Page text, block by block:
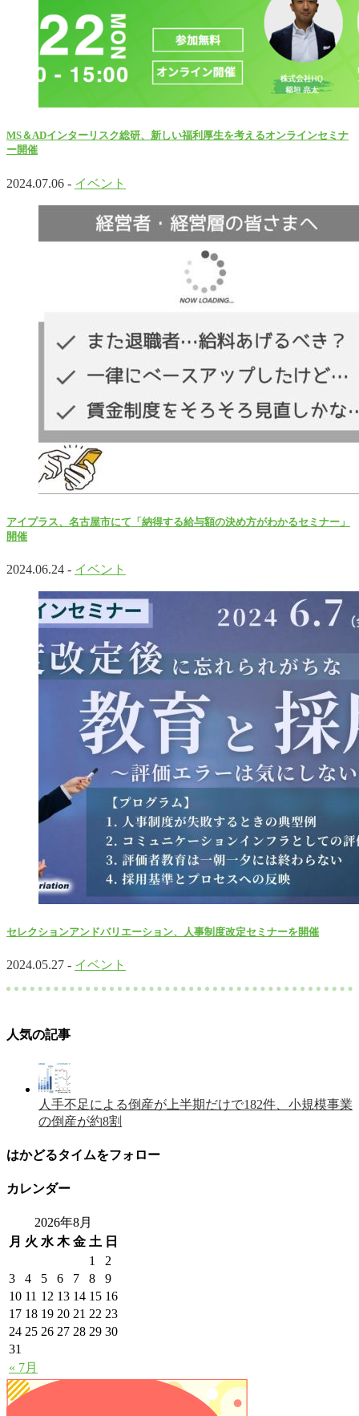
MS＆ADインターリスク総研、新しい福利厚生を考えるオンラインセミナ
ー開催
2024.07.06 - イベント
アイプラス、名古屋市にて「納得する給与額の決め方がわかるセミナー」
開催
2024.06.24 - イベント
セレクションアンドバリエーション、人事制度改定セミナーを開催
2024.05.27 - イベント
人気の記事
人手不足による倒産が上半期だけで182件、小規模事業
の倒産が約8割
はかどるタイムをフォロー
カレンダー
2026年8月
月 火 水 木 金 土 日
« 7月
1
2
3
4 5 6 7 8
9
10 11 12 13 14 15 16
17 18 19 20 21 22 23
24 25 26 27 28 29 30
31